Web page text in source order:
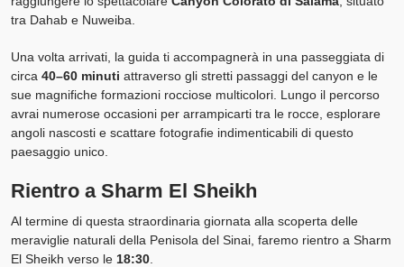
tra Dahab e Nuweiba.
Una volta arrivati, la guida ti accompagnerà in una passeggiata di
circa 40–60 minuti attraverso gli stretti passaggi del canyon e le
sue magnifiche formazioni rocciose multicolori. Lungo il percorso
avrai numerose occasioni per arrampicarti tra le rocce, esplorare
angoli nascosti e scattare fotografie indimenticabili di questo
paesaggio unico.
Rientro a Sharm El Sheikh
Al termine di questa straordinaria giornata alla scoperta delle
meraviglie naturali della Penisola del Sinai, faremo rientro a Sharm
El Sheikh verso le 18:30